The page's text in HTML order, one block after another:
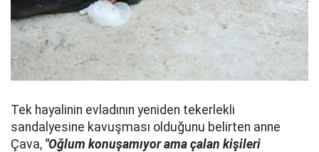
Tek hayalinin evladının yeniden tekerlekli
sandalyesine kavuşması olduğunu belirten anne
Çava, "Oğlum konuşamıyor ama çalan kişileri